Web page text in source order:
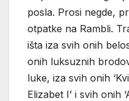
posla. Prosi negde,
otpatke na Rambli.
išta iza svih onih
onih luksuznih
luke, iza svih onih
Elizabet I’ i svih onih